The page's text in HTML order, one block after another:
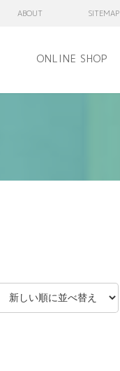
ABOUT SITEMAP
ONLINE SHOP